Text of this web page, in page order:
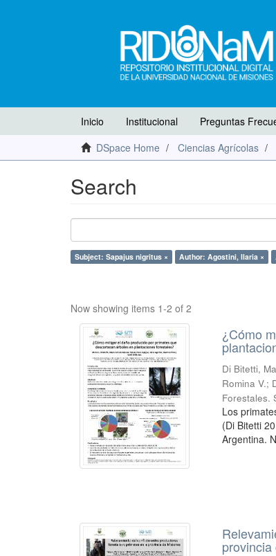
Inicio Institucional Preguntas
DSpace Home
Ciencias Agrícolas
Search
Subject: Sapajus nigritus × Author: Agostini, Ilaria ×
Now showing items 1-2 of 2
¿Cómo
Di Bitetti,
Romina V.;
Forestales.
Los
(Di Bitetti
Argentina.